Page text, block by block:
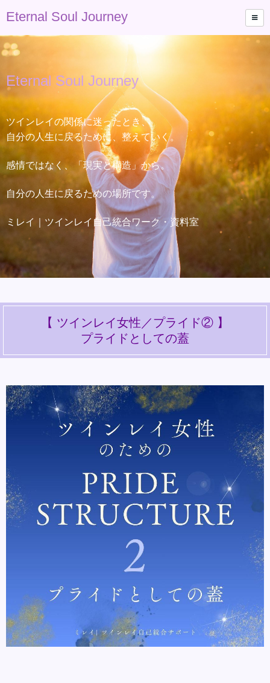
Eternal Soul Journey
Eternal Soul Journey
ツインレイの関係に迷ったとき、
自分の人生に戻るために、整えていく。
感情ではなく、「現実と構造」から。
自分の人生に戻るための場所です。
ミレイ｜ツインレイ自己統合ワーク・資料室
【 ツインレイ女性／プライド② 】
プライドとしての蓋